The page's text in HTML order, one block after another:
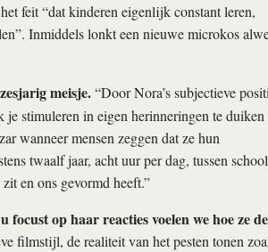
feit “dat kinderen eigenlijk constant leren,
Inmiddels lonkt een nieuwe microkos
meisje.“Door Nora’s subjectieve
stimuleren in eigen herinneringen te duiken
wanneer mensen zeggen dat ze hun
twaalf jaar, acht uur per dag, tussen
en ons gevormd heeft.”
focust op haar reacties voelen we hoe ze de
filmstijl, de realiteit van het pesten tonen